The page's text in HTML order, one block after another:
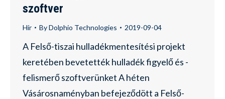
szoftver
Hír ByDolphio Technologies 2019-09-04
A Felső-tiszai hulladékmentesítési projekt
keretében bevetették hulladék figyelő és -
felismerő szoftverünket A héten
Vásárosnaményban befejeződött a Felső-